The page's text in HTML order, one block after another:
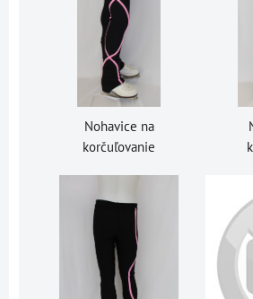
Nohavice na
korčuľovanie